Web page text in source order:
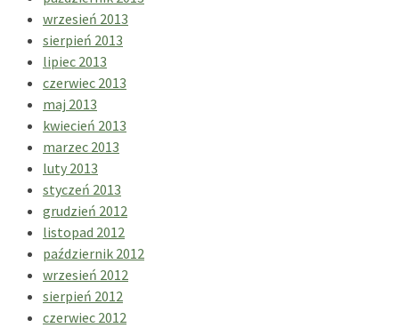
wrzesień 2013
sierpień 2013
lipiec 2013
czerwiec 2013
maj 2013
kwiecień 2013
marzec 2013
luty 2013
styczeń 2013
grudzień 2012
listopad 2012
październik 2012
wrzesień 2012
sierpień 2012
czerwiec 2012